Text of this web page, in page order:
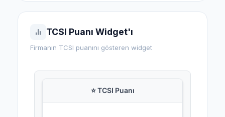
TCSI Puanı Widget'ı
Firmanın TCSI puanını gösteren widget
⭐ TCSI Puanı